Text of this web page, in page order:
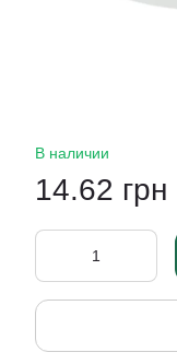
В наличии
14.62 грн